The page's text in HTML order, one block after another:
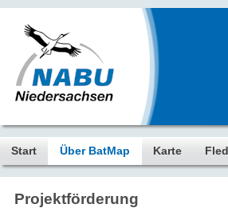
Start Über BatMap Karte
Projektförderung